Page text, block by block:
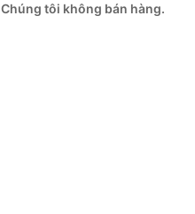
Chúng tôi không bán hàng.